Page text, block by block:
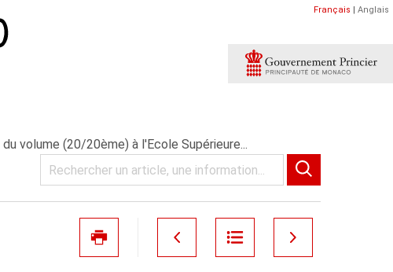
Français | Anglais
volume (20/20ème) à l'Ecole Supérieure...